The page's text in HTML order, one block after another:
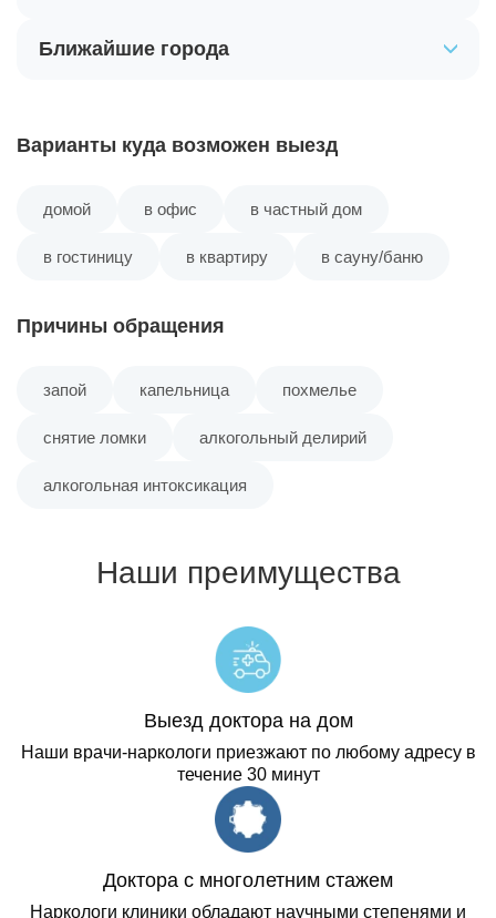
Ближайшие города
Варианты куда возможен выезд
домой в офис в частный дом
в гостиницу в квартиру в сауну/баню
Причины обращения
запой капельница похмелье
снятие ломки алкогольный делирий
алкогольная интоксикация
Наши преимущества
Выезд доктора на дом
Наши врачи-наркологи приезжают по любому адресу в
течение 30 минут
Доктора с многолетним стажем
Наркологи клиники обладают научными степенями и